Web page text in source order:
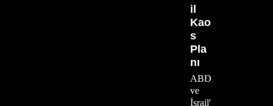
il
Kao
s
Pla
nı
ABD
ve
İsrail'